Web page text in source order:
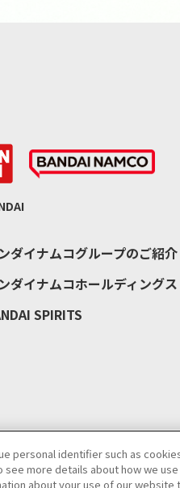
ダイナムコグループのご紹介
ダイナムコホールディングス
SPIRITS
ご利用条件ソーシャルメディア
personal identifier such as
see more details about how we
about your use of our